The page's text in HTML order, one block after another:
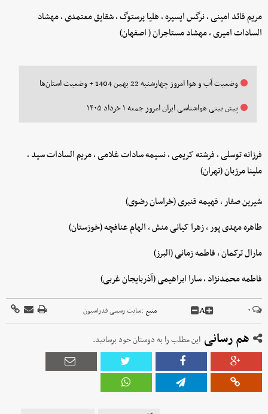
مریم قائد امینی ، نرگس ایسپره ، هلیا پرستوگ ، شقایق معتمدی ، مهشاد
السادات امیری ، مهشاد مستاجران ( اصفهان)
وضعیت آب و هوا امروز چهارشنبه 22 بهمن 1404 + وضعیت استان‌ها
پیش بینی هواشناسی ایران امروز جمعه ۱ خرداد ۱۴۰۵
فرزانه توسلی ، فرشته کریمی ، نسیمه سادات غلامی ، مریم السادات سید ،
ملینا مرزبان (تهران)
شیرین صفار ، فهیمه قنبری (خراسان رضوی)
طاهره مهدی پور ، زهرا کیانی منش ، الهام عنافچه (خوزستان)
مارال ترکمان ، فاطمه زمانی (البرز)
فاطمه محمدنژاد ، سارا ابراهیمی (آذربایجان غربی)
۰ A منبع :سایت رسمی فدراسیون
هم رسانی این مطلب را به دوستان خود برسانید.